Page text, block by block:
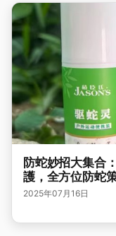
防蛇妙招大集合
護，全方位防蛇
2025年07月16日